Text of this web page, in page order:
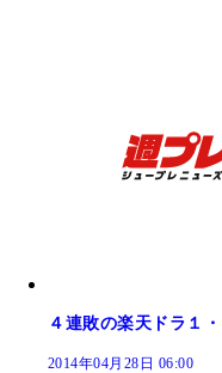
４連敗の楽天ドラ１
2014年04月28日 06:00